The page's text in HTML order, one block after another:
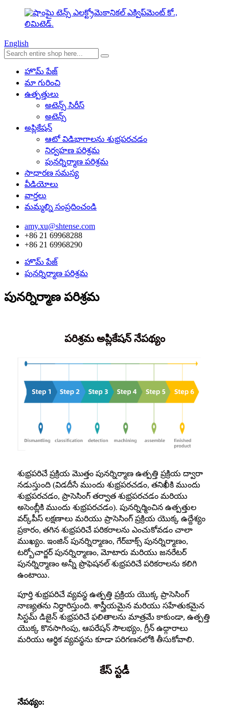
English
హొమ్ పేజ్
మా గురించి
ఉత్పత్తులు
అటెన్స్ సిరీస్
అటెన్స్
అప్లికేషన్
ఆటో విడిభాగాలను శుభ్రపరచడం
నిర్వహణ పరిశ్రమ
పునర్నిర్మాణ పరిశ్రమ
సాధారణ సమస్య
వీడియోలు
వార్తలు
మమ్మల్ని సంప్రదించండి
amy.xu@shtense.com
+86 21 69968288
+86 21 69968290
హొమ్ పేజ్
పునర్నిర్మాణ పరిశ్రమ
పునర్నిర్మాణ పరిశ్రమ
పరిశ్రమ అప్లికేషన్ నేపథ్యం
శుభ్రపరిచే ప్రక్రియ మొత్తం పునర్నిర్మాణ ఉత్పత్తి ప్రక్రియ ద్వారా
నడుస్తుంది (విడదీసే ముందు శుభ్రపరచడం, తనిఖీకి ముందు
శుభ్రపరచడం, ప్రాసెసింగ్ తర్వాత శుభ్రపరచడం మరియు
అసెంబ్లీకి ముందు శుభ్రపరచడం). పునర్నిర్మించిన ఉత్పత్తుల
వర్క్‌పీస్ లక్షణాలు మరియు ప్రాసెసింగ్ ప్రక్రియ యొక్క ఉద్దేశ్యం
ప్రకారం, తగిన శుభ్రపరిచే పరికరాలను ఎంచుకోవడం చాలా
ముఖ్యం. ఇంజిన్ పునర్నిర్మాణం, గేర్‌బాక్స్ పునర్నిర్మాణం,
టర్బోచార్జర్ పునర్నిర్మాణం, మోటారు మరియు జనరేటర్
పునర్నిర్మాణం అన్నీ ప్రొఫెషనల్ శుభ్రపరిచే పరికరాలను కలిగి
ఉంటాయి.
పూర్తి శుభ్రపరిచే వ్యవస్థ ఉత్పత్తి ప్రక్రియ యొక్క ప్రాసెసింగ్
నాణ్యతను నిర్ధారిస్తుంది. శాస్త్రీయమైన మరియు సహేతుకమైన
సిస్టమ్ డిజైన్ శుభ్రపరిచే ఫలితాలను మాత్రమే కాకుండా, ఉత్పత్తి
యొక్క కొనసాగింపు, ఆపరేషన్ సౌలభ్యం, గ్రీన్ ఉద్గారాలు
మరియు ఆర్థిక వ్యవస్థను కూడా పరిగణనలోకి తీసుకోవాలి.
కేస్ స్టడీ
నేపథ్యం: